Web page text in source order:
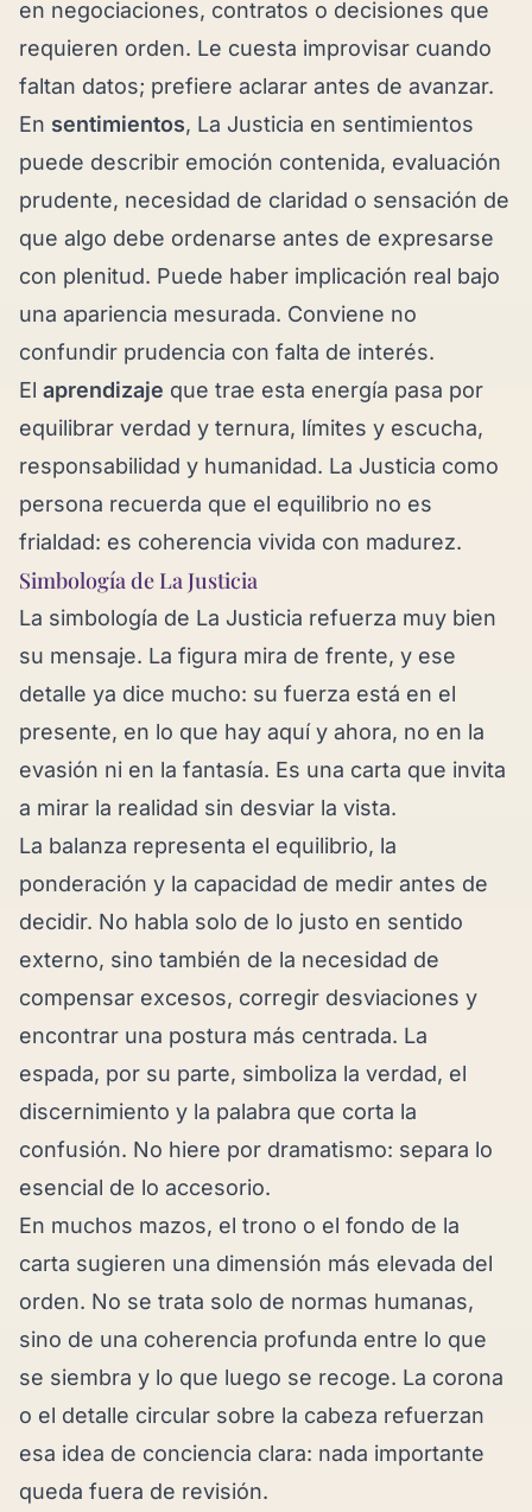
en negociaciones, contratos o decisiones que
requieren orden. Le cuesta improvisar cuando
faltan datos; prefiere aclarar antes de avanzar.
En sentimientos, La Justicia en sentimientos
puede describir emoción contenida, evaluación
prudente, necesidad de claridad o sensación de
que algo debe ordenarse antes de expresarse
con plenitud. Puede haber implicación real bajo
una apariencia mesurada. Conviene no
confundir prudencia con falta de interés.
El aprendizaje que trae esta energía pasa por
equilibrar verdad y ternura, límites y escucha,
responsabilidad y humanidad. La Justicia como
persona recuerda que el equilibrio no es
frialdad: es coherencia vivida con madurez.
Simbología de La Justicia
La simbología de La Justicia refuerza muy bien
su mensaje. La figura mira de frente, y ese
detalle ya dice mucho: su fuerza está en el
presente, en lo que hay aquí y ahora, no en la
evasión ni en la fantasía. Es una carta que invita
a mirar la realidad sin desviar la vista.
La balanza representa el equilibrio, la
ponderación y la capacidad de medir antes de
decidir. No habla solo de lo justo en sentido
externo, sino también de la necesidad de
compensar excesos, corregir desviaciones y
encontrar una postura más centrada. La
espada, por su parte, simboliza la verdad, el
discernimiento y la palabra que corta la
confusión. No hiere por dramatismo: separa lo
esencial de lo accesorio.
En muchos mazos, el trono o el fondo de la
carta sugieren una dimensión más elevada del
orden. No se trata solo de normas humanas,
sino de una coherencia profunda entre lo que
se siembra y lo que luego se recoge. La corona
o el detalle circular sobre la cabeza refuerzan
esa idea de conciencia clara: nada importante
queda fuera de revisión.